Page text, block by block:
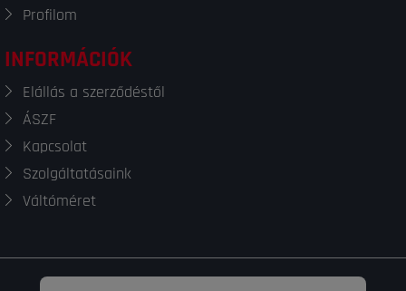
Profilom
INFORMÁCIÓK
Elállás a szerződéstől
ÁSZF
Kapcsolat
Szolgáltatásaink
Váltóméret